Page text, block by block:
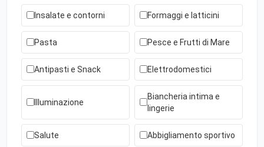
Insalate e contorni Formaggi e latticini
Pasta Pesce e Frutti di Mare
Antipasti e Snack Elettrodomestici
Illuminazione
Biancheria intima e
lingerie
Salute Abbigliamento sportivo